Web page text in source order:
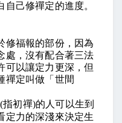
己修禪定的進度。
修福報的部份，因為
處，沒有配合著三法
可以讓定力更深，但
禪定叫做「世間
(指初禪)的人可以生到
定力的深淺來決定生